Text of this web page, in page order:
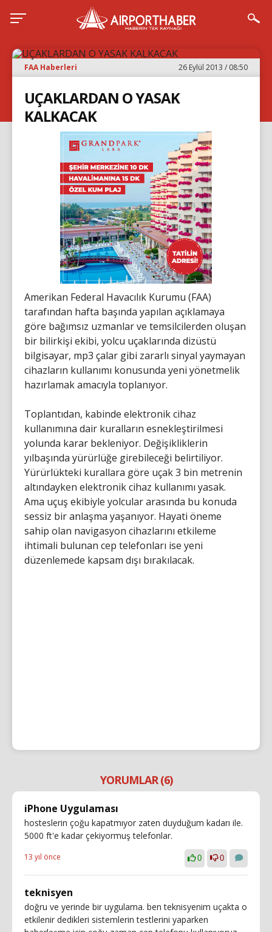
FAA Haberleri 26 Eylül 2013 / 08:50
UÇAKLARDAN O YASAK
KALKACAK
Amerikan Federal Havacılık Kurumu (FAA)
tarafından hafta başında yapılan açıklamaya
göre bağımsız uzmanlar ve temsilcilerden oluşan
bir bilirkişi ekibi, yolcu uçaklarında dizüstü
bilgisayar, mp3 çalar gibi zararlı sinyal yaymayan
cihazların kullanımı konusunda yeni yönetmelik
hazırlamak amacıyla toplanıyor.
Toplantıdan, kabinde elektronik cihaz
kullanımına dair kuralların esnekleştirilmesi
yolunda karar bekleniyor. Değişikliklerin
yılbaşında yürürlüğe girebileceği belirtiliyor.
Yürürlükteki kurallara göre uçak 3 bin metrenin
altındayken elektronik cihaz kullanımı yasak.
Ama uçuş ekibiyle yolcular arasında bu konuda
sessiz bir anlaşma yaşanıyor. Hayati öneme
sahip olan navigasyon cihazlarını etkileme
ihtimali bulunan cep telefonları ise yeni
düzenlemede kapsam dışı bırakılacak.
YORUMLAR (6)
iPhone Uygulaması
hosteslerin çoğu kapatmıyor zaten duyduğum kadarı ile.
5000 ft'e kadar çekiyormuş telefonlar.
13 yıl önce 0 0
teknisyen
doğru ve yerinde bir uygulama. ben teknisyenim uçakta o
etkilenir dedikleri sistemlerin testlerini yaparken